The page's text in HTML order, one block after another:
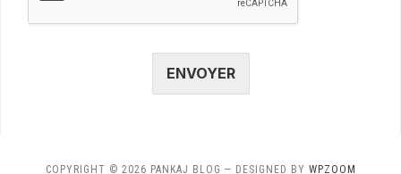
ENVOYER
COPYRIGHT © 2026 PANKAJ BLOG — DESIGNED BY WPZOOM